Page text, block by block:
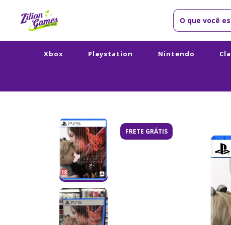
Xbox Playstation Nintendo
FRETE GRÁTIS